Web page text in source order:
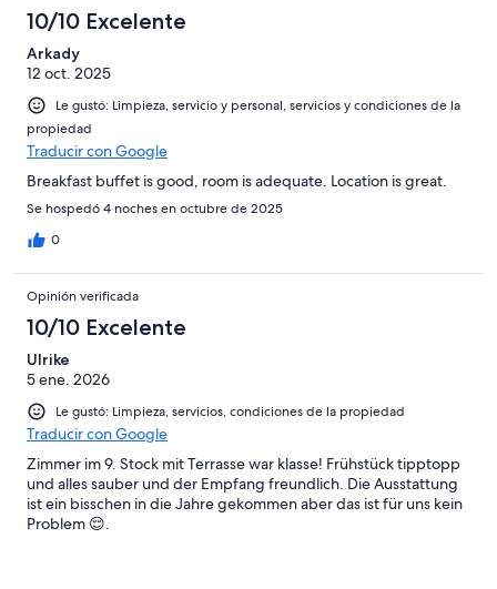
10/10 Excelente
Arkady
12 oct. 2025
Le gustó: Limpieza, servicio y personal, servicios y condiciones de la
propiedad
Traducir con Google
Breakfast buffet is good, room is adequate. Location is great.
Se hospedó 4 noches en octubre de 2025
0
Opinión verificada
10/10 Excelente
Ulrike
5 ene. 2026
Le gustó: Limpieza, servicios, condiciones de la propiedad
Traducir con Google
Zimmer im 9. Stock mit Terrasse war klasse! Frühstück tipptopp
und alles sauber und der Empfang freundlich. Die Ausstattung
ist ein bisschen in die Jahre gekommen aber das ist für uns kein
Problem 😌.